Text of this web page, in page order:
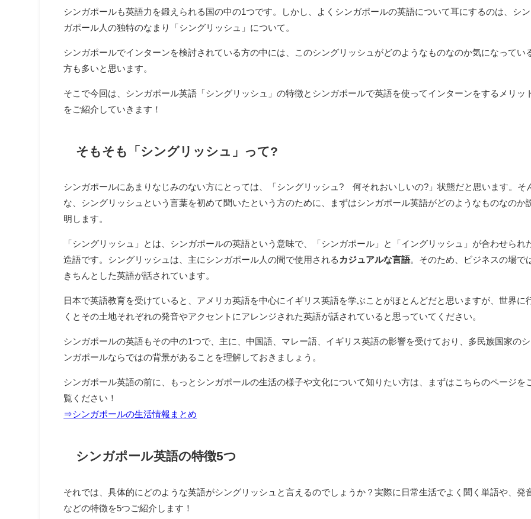
シンガポールも英語力を鍛えられる国の中の1つです。しかし、よくシンガポールの英語について耳にするのは、シン
ガポール人の独特のなまり「シングリッシュ」について。
シンガポールでインターンを検討されている方の中には、このシングリッシュがどのようなものなのか気になってい
方も多いと思います。
そこで今回は、シンガポール英語「シングリッシュ」の特徴とシンガポールで英語を使ってインターンをするメリッ
をご紹介していきます！
そもそも「シングリッシュ」って?
シンガポールにあまりなじみのない方にとっては、「シングリッシュ? 何それおいしいの?」状態だと思います。そ
な、シングリッシュという言葉を初めて聞いたという方のために、まずはシンガポール英語がどのようなものなのか
明します。
「シングリッシュ」とは、シンガポールの英語という意味で、「シンガポール」と「イングリッシュ」が合わせられ
造語です。シングリッシュは、主にシンガポール人の間で使用される カジュアルな言語。そのため、ビジネスの場で
きちんとした英語が話されています。
日本で英語教育を受けていると、アメリカ英語を中心にイギリス英語を学ぶことがほとんどだと思いますが、世界に
くとその土地それぞれの発音やアクセントにアレンジされた英語が話されていると思っていてください。
シンガポールの英語もその中の1つで、主に、中国語、マレー語、イギリス英語の影響を受けており、多民族国家のシ
ンガポールならではの背景があることを理解しておきましょう。
シンガポール英語の前に、もっとシンガポールの生活の様子や文化について知りたい方は、まずはこちらのページを
覧ください！
⇒シンガポールの生活情報まとめ
シンガポール英語の特徴5つ
それでは、具体的にどのような英語がシングリッシュと言えるのでしょうか？実際に日常生活でよく聞く単語や、発
などの特徴を5つご紹介します！